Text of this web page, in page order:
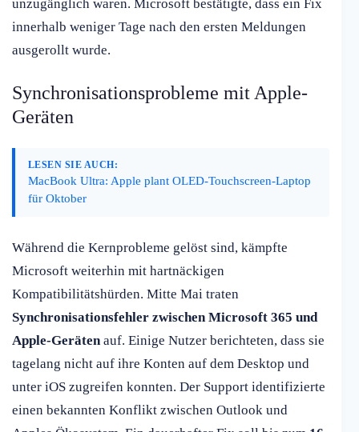
unzugänglich waren. Microsoft bestätigte, dass ein Fix
innerhalb weniger Tage nach den ersten Meldungen
ausgerollt wurde.
Synchronisationsprobleme mit Apple-
Geräten
LESEN SIE AUCH:
MacBook Ultra: Apple plant OLED-Touchscreen-Laptop
für Oktober
Während die Kernprobleme gelöst sind, kämpfte
Microsoft weiterhin mit hartnäckigen
Kompatibilitätshürden. Mitte Mai traten
Synchronisationsfehler zwischen Microsoft 365 und
Apple-Gerätenauf. Einige Nutzer berichteten, dass sie
tagelang nicht auf ihre Konten auf dem Desktop und
unter iOS zugreifen konnten. Der Support identifizierte
einen bekannten Konflikt zwischen Outlook und